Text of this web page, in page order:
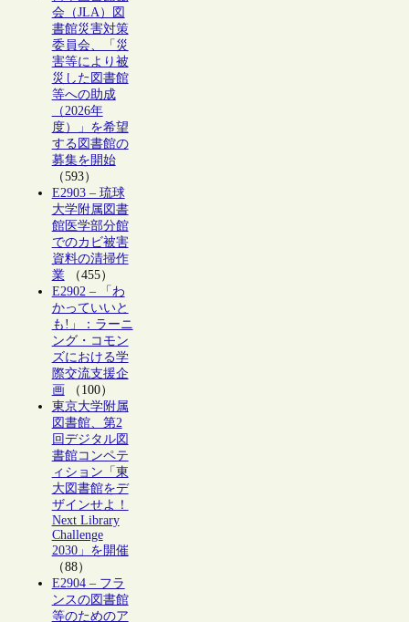
会（JLA）図
書館災害対策
委員会、「災
害等により被
災した図書館
等への助成
（2026年
度）」を希望
する図書館の
募集を開始
（593）
E2903 – 琉球
大学附属図書
館医学部分館
でのカビ被害
資料の清掃作
業（455）
E2902 – 「わ
かっていいと
も!」：ラーニ
ング・コモン
ズにおける学
際交流支援企
画（100）
東京大学附属
図書館、第2
回デジタル図
書館コンペテ
ィション「東
大図書館をデ
ザインせよ！
Next Library
Challenge
2030」を開催
（88）
E2904 – フラ
ンスの図書館
等のためのア